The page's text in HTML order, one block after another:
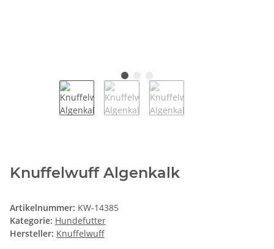
Knuffelwuff Algenkalk
Artikelnummer: KW-14385
Kategorie: Hundefutter
Hersteller: Knuffelwuff